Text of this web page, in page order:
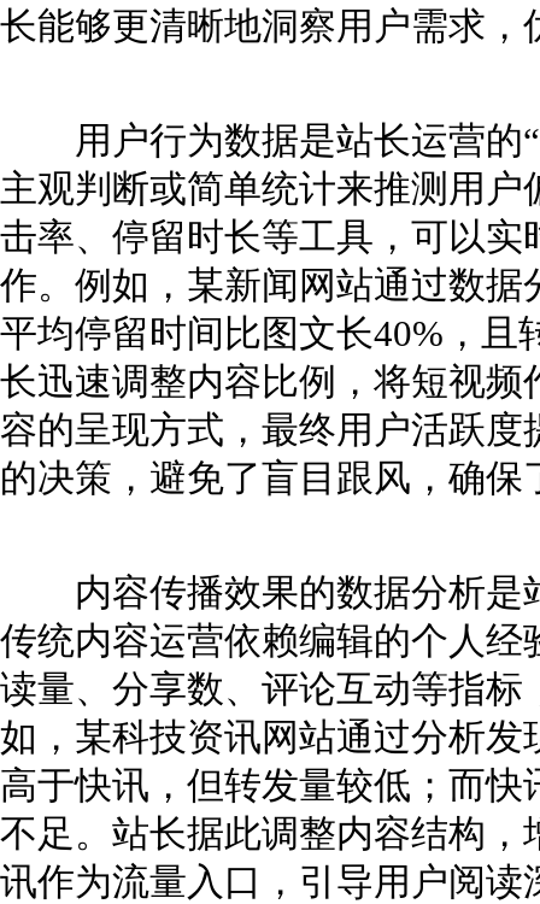
长能够更清晰地洞察用户需求
用户行为数据是站长运营的“
主观判断或简单统计来推测用
击率、停留时长等工具，可以
作。例如，某新闻网站通过数
平均停留时间比图文长40%，
长迅速调整内容比例，将短视
容的呈现方式，最终用户活跃
的决策，避免了盲目跟风，确保
内容传播效果的数据分析是
传统内容运营依赖编辑的个人
读量、分享数、评论互动等指
如，某科技资讯网站通过分析
高于快讯，但转发量较低；而
不足。站长据此调整内容结构
讯作为流量入口，引导用户阅